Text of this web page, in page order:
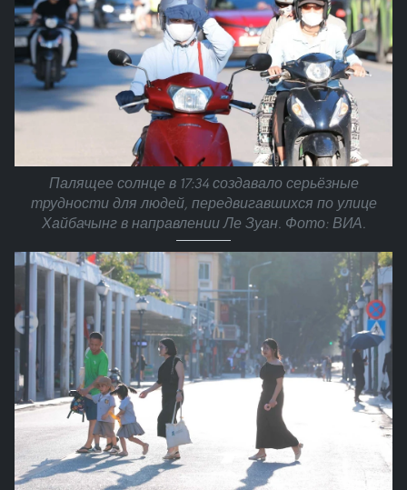
Палящее солнце в 17:34 создавало серьёзные
трудности для людей, передвигавшихся по улице
Хайбачынг в направлении Ле Зуан. Фото: ВИА.